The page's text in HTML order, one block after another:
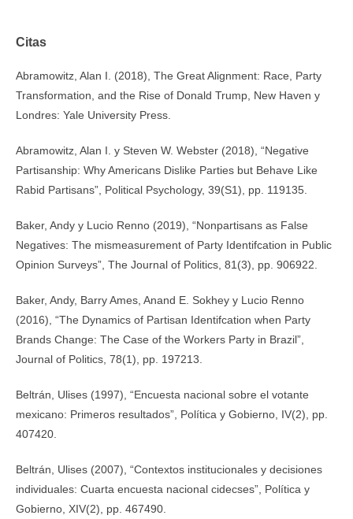
Citas
Abramowitz, Alan I. (2018), The Great Alignment: Race, Party
Transformation, and the Rise of Donald Trump, New Haven y
Londres: Yale University Press.
Abramowitz, Alan I. y Steven W. Webster (2018), “Negative
Partisanship: Why Americans Dislike Parties but Behave Like
Rabid Partisans”, Political Psychology, 39(S1), pp. 119­135.
Baker, Andy y Lucio Renno (2019), “Nonpartisans as False
Negatives: The mismeasurement of Party Identifcation in Public
Opinion Surveys”, The Journal of Politics, 81(3), pp. 906­922.
Baker, Andy, Barry Ames, Anand E. Sokhey y Lucio Renno
(2016), “The Dynamics of Partisan Identifcation when Party
Brands Change: The Case of the Workers Party in Brazil”,
Journal of Politics, 78(1), pp. 197­213.
Beltrán, Ulises (1997), “Encuesta nacional sobre el votante
mexicano: Primeros resultados”, Política y Gobierno, IV(2), pp.
407­420.
Beltrán, Ulises (2007), “Contextos institucionales y decisiones
individuales: Cuarta encuesta nacional cide­cses”, Política y
Gobierno, XIV(2), pp. 467­490.